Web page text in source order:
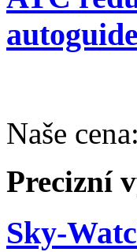
Naše cena:
Precizní
Sky-